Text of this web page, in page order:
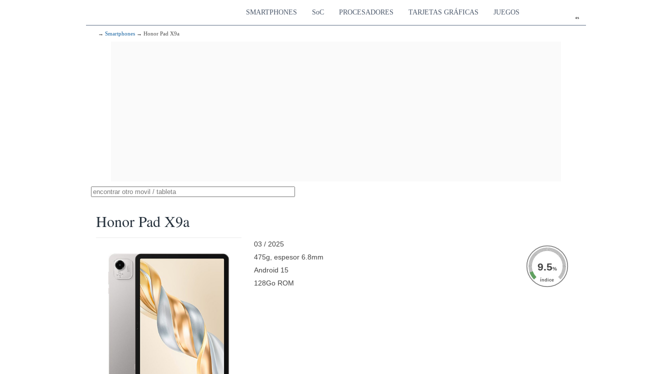
es
SMARTPHONES SoC PROCESADORES TARJETAS GRÁFICAS JUEGOS
→ Smartphones → Honor Pad X9a
Honor Pad X9a
03 / 2025
475g, espesor 6.8mm
Android 15
128Go ROM
9.5%
índice